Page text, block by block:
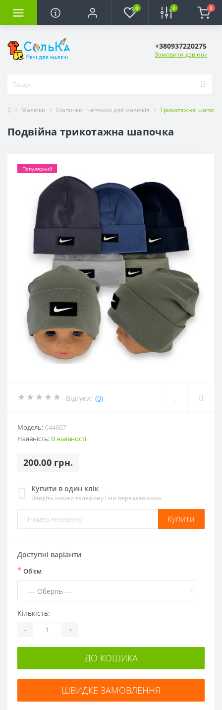
0 0 0
+380937220275
Замовити дзвінок
Малюки Шапочки і чепчики для малюків Трикотажна
Подвійна трикотажна шапочка
Популярний
Відгуки: (0)
Модель: С44667
Наявність: В наявності
200.00 грн.
Купити в один клік
Введіть номер телефону і ми передзвонимо
Купити
Доступні варіанти
* Об'єм
Кількість:
- +
ДО КОШИКА
ШВИДКЕ ЗАМОВЛЕННЯ